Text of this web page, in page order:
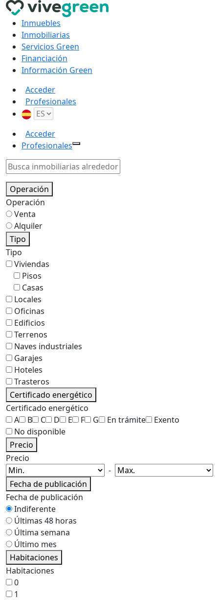
Inmuebles
Inmobiliarias
Servicios Green
Financiación
Información Green
Acceder
Profesionales
Acceder
Profesionales
Operación
Operación
Venta
Alquiler
Tipo
Tipo
Viviendas
Pisos
Casas
Locales
Oficinas
Edificios
Terrenos
Naves industriales
Garajes
Hoteles
Trasteros
Certificado energético
Certificado energético
A
B C D E F G En trámite
Exento
No disponible
Precio
Precio
-
Fecha de publicación
Fecha de publicación
Indiferente
Últimas 48 horas
Última semana
Último mes
Habitaciones
Habitaciones
0
1